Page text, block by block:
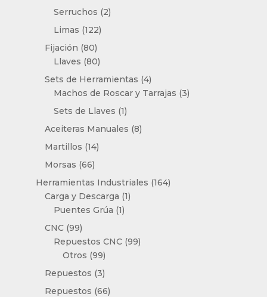
Serruchos 22
Limas 122122
Fijación 8080
productos
Llaves 8080
productos
Sets de Herramientas 44
productos
Machos de Roscar y Tarrajas 33
Sets de Llaves 11
producto
Aceiteras Manuales 88
Martillos 1414
Morsas 6666
productos
Herramientas Industriales 164164
Carga y Descarga 11
Puentes Grúa 11
CNC 9999
productos
Repuestos CNC 9999
Otros 9999
productos
Repuestos 33
productos
Repuestos 6666